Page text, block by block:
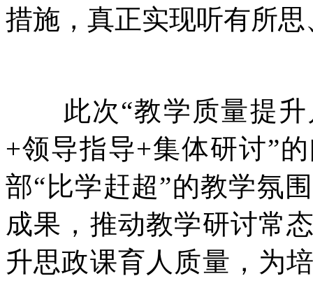
措施，真正实现听有所
此次“教学质量提升
+领导指导+集体研讨”
部“比学赶超”的教学氛
成果，推动教学研讨常
升思政课育人质量，为